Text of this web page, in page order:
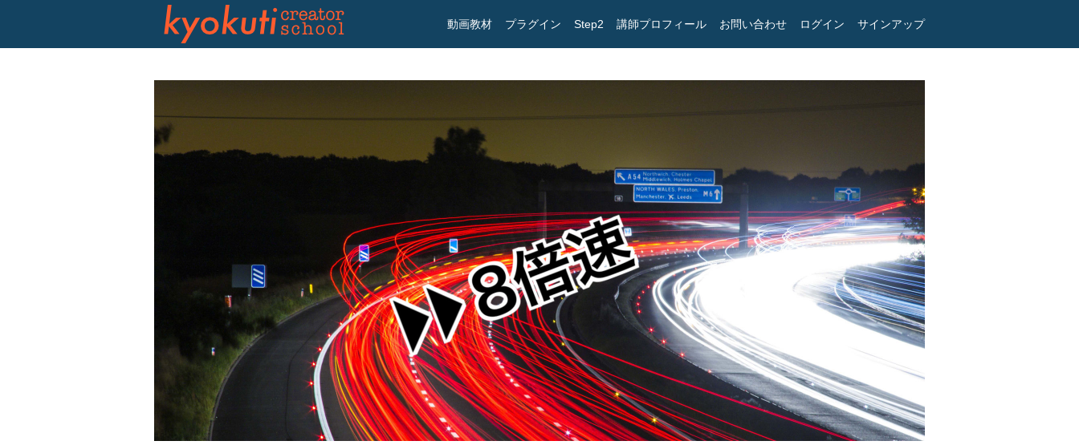
動画教材 プラグイン Step2 講師プロフィール お問い合わせ ログイン サインアップ